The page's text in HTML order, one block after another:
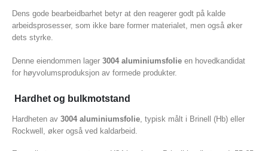
Dens gode bearbeidbarhet betyr at den reagerer godt på kalde
arbeidsprosesser, som ikke bare former materialet, men også øker
dets styrke.
Denne eiendommen lager 3004 aluminiumsfolie en hovedkandidat
for høyvolumsproduksjon av formede produkter.
Hardhet og bulkmotstand
Hardheten av 3004 aluminiumsfolie , typisk målt i Brinell (Hb) eller
Rockwell, øker også ved kaldarbeid.